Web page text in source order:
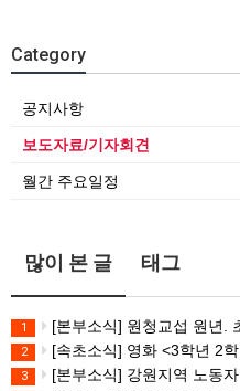
Category
공지사항
보도자료/기자회견
월간 주요일정
많이 본 글 태그
1 [본부소식] 원청교섭 원년. 초기업교섭 돌파! 모
2 [속초소식] 영화 <3학년 2
3 [본부소식] 강원지역 노동